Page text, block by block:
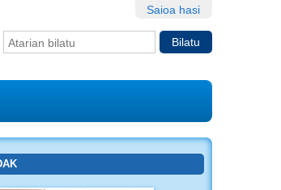
Saioa hasi
Bilatu atarian